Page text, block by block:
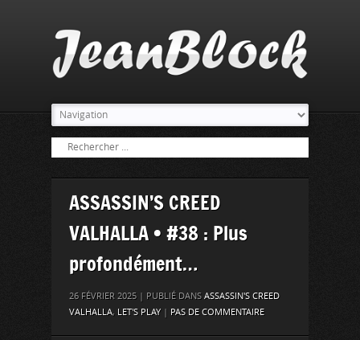
ASSASSIN’S CREED
VALHALLA • #38 : Plus
profondément…
26 FÉVRIER 2025 | PUBLIÉ DANS ASSASSIN'S CREED
VALHALLA, LET'S PLAY| PAS DE COMMENTAIRE